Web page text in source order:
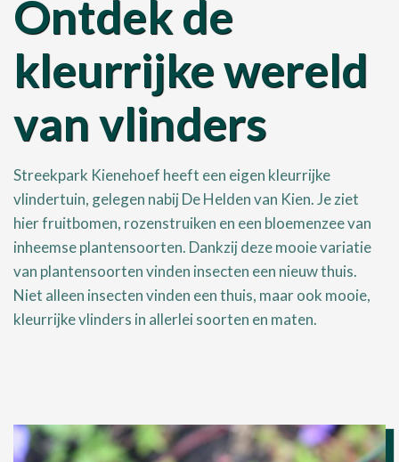
Ontdek de
kleurrijke wereld
van vlinders
Streekpark Kienehoef heeft een eigen kleurrijke
vlindertuin, gelegen nabij De Helden van Kien. Je ziet
hier fruitbomen, rozenstruiken en een bloemenzee van
inheemse plantensoorten. Dankzij deze mooie variatie
van plantensoorten vinden insecten een nieuw thuis.
Niet alleen insecten vinden een thuis, maar ook mooie,
kleurrijke vlinders in allerlei soorten en maten.